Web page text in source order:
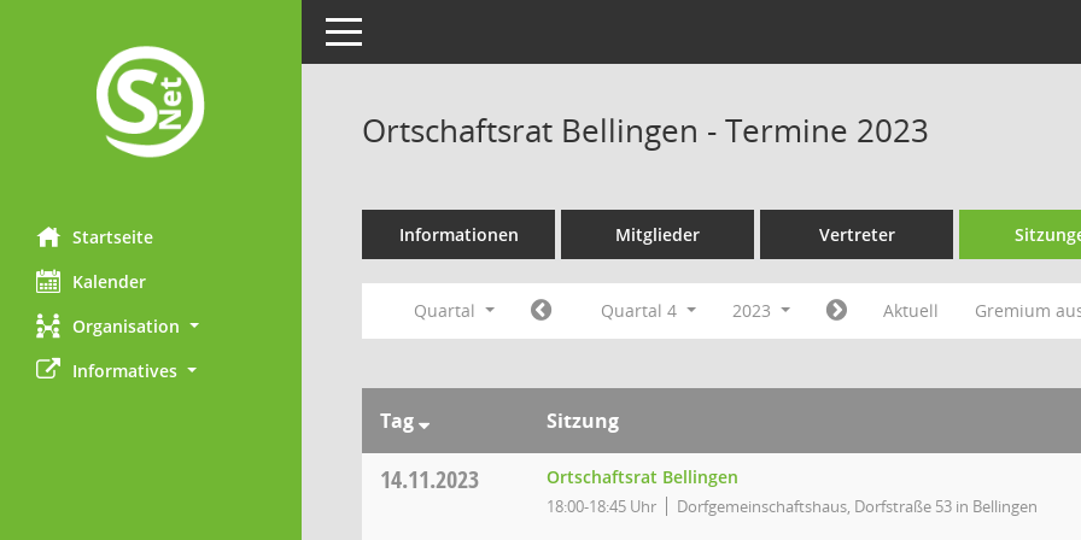
Startseite
Kalender
Organisation
Informatives
Toggle navigation
Ortschaftsrat Bellingen - Termine 2023
Informationen Mitglieder Vertreter
Quartal Quartal 4 2023 Aktuell Gremium
Tag Sitzung
14.11.2023 Ortschaftsrat Bellingen
18:00-18:45 Uhr Dorfgemeinschaftshaus, Dorfstraße 53 in Bellingen